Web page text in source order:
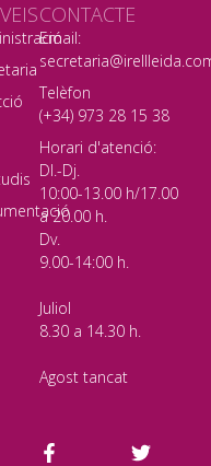
CONTACTE
Email:
Telèfon
(+34) 973 28 15 38
Horari d'atenció:
Dl.-Dj.
10:00-13.00 h/17.00
a 20.00 h.
Dv.
9.00-14:00 h.
Juliol
8.30 a 14.30 h.
Agost tancat